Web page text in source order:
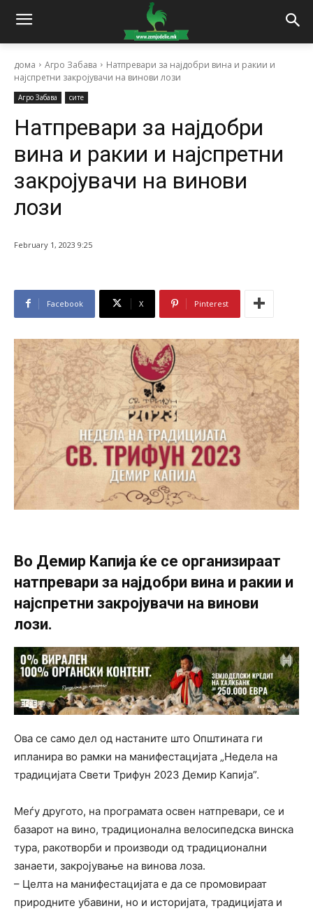
дома Агро Забава
Натпревари за најдобри вина и ракии и
најспретни закројувачи на винови лози
Агро Забава сите
Натпревари за најдобри
вина и ракии и најспретни
закројувачи на винови
лози
February 1, 2023 9:25
Facebook X Pinterest
Во Демир Капија ќе се организираат
натпревари за најдобри вина и ракии и
најспретни закројувачи на винови
лози.
Ова се само дел од настаните што Општината ги
ипланира во рамки на манифестацијата „Недела на
традицијата Свети Трифун 2023 Демир Капија”.
Меѓу другото, на програмата освен натпревари, се и
базарот на вино, традиционална велосипедска винска
тура, ракотворби и производи од традиционални
занаети, закројување на винова лоза.
– Целта на манифестацијата е да се промовираат
природните убавини, но и историјата, традицијата и